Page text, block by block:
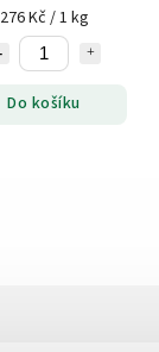
276 Kč / 1 kg
Do košíku